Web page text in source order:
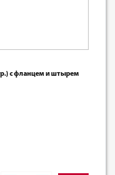
с фланцем и штырем